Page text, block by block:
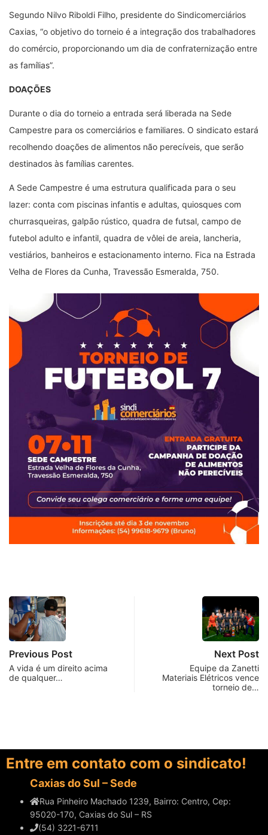
Segundo Nilvo Riboldi Filho, presidente do Sindicomerciários
Caxias, “o objetivo do torneio é a integração dos trabalhadores
do comércio, proporcionando um dia de confraternização entre
as famílias”.
DOAÇÕES
Durante o dia do torneio a entrada será liberada na Sede
Campestre para os comerciários e familiares. O sindicato estará
recolhendo doações de alimentos não perecíveis, que serão
destinados às famílias carentes.
A Sede Campestre é uma estrutura qualificada para o seu
lazer: conta com piscinas infantis e adultas, quiosques com
churrasqueiras, galpão rústico, quadra de futsal, campo de
futebol adulto e infantil, quadra de vôlei de areia, lancheria,
vestiários, banheiros e estacionamento interno. Fica na Estrada
Velha de Flores da Cunha, Travessão Esmeralda, 750.
Previous Post
A vida é um direito acima
de qualquer…
Next Post
Equipe da Zanetti
Materiais Elétricos vence
torneio de…
Entre em contato com o sindicato!
Caxias do Sul – Sede
Rua Pinheiro Machado 1239, Bairro: Centro, Cep:
95020-170, Caxias do Sul – RS
(54) 3221-6711